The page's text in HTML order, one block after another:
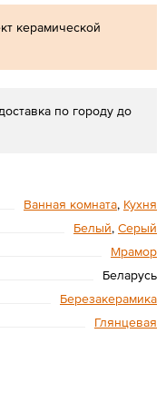
керамической
по городу до
Ванная комната, Кухня
Белый, Серый
Мрамор
Беларусь
Березакерамика
Глянцевая